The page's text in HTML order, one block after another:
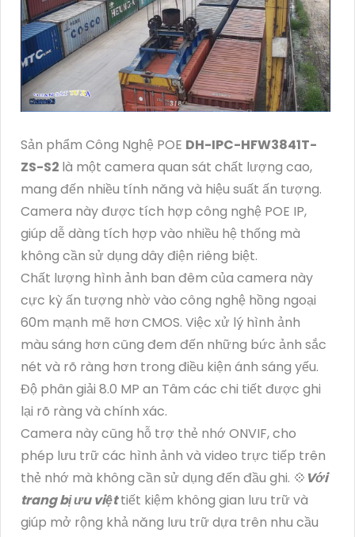
Sản phẩm Công Nghệ POE DH-IPC-HFW3841T-
ZS-S2 là một camera quan sát chất lượng cao,
mang đến nhiều tính năng và hiệu suất ấn tượng.
Camera này được tích hợp công nghệ POE IP,
giúp dễ dàng tích hợp vào nhiều hệ thống mà
không cần sử dụng dây điện riêng biệt.
Chất lượng hình ảnh ban đêm của camera này
cực kỳ ấn tượng nhờ vào công nghệ hồng ngoại
60m mạnh mẽ hơn CMOS. Việc xử lý hình ảnh
màu sáng hơn cũng đem đến những bức ảnh sắc
nét và rõ ràng hơn trong điều kiện ánh sáng yếu.
Độ phân giải 8.0 MP an Tâm các chi tiết được ghi
lại rõ ràng và chính xác.
Camera này cũng hỗ trợ thẻ nhớ ONVIF, cho
phép lưu trữ các hình ảnh và video trực tiếp trên
thẻ nhớ mà không cần sử dụng đến đầu ghi. 💠 Với
trang bị ưu việttiết kiệm không gian lưu trữ và
giúp mở rộng khả năng lưu trữ dựa trên nhu cầu